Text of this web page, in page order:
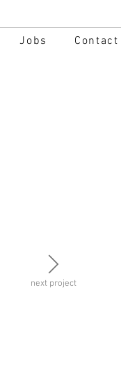
Jobs Contact
next project